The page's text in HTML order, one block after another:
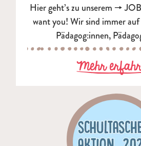
Hier geht’s zu unserem 🠖
want you! Wir sind immer
Pädagog:innen,
Mehr